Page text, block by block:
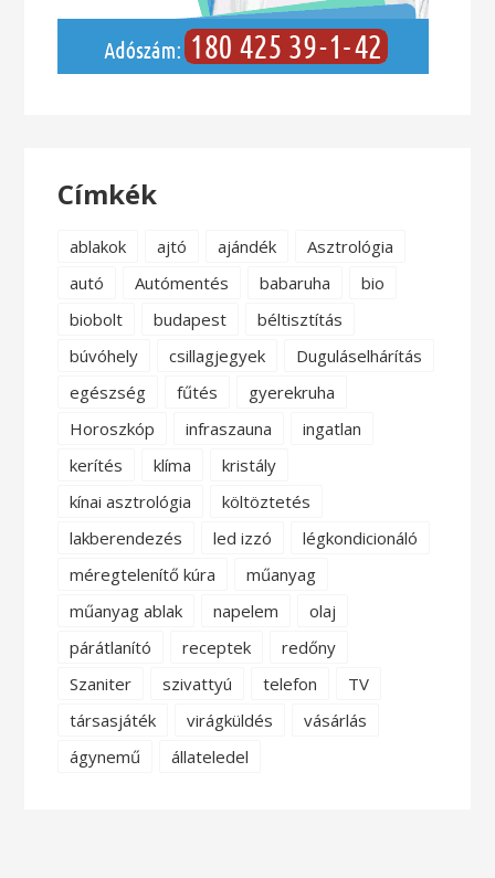
Címkék
ablakok ajtó ajándék
Asztrológia
autó
Autómentés babaruha
bio
biobolt
budapest
béltisztítás
búvóhely
csillagjegyek
Duguláselhárítás
egészség
fűtés
gyerekruha
Horoszkóp
infraszauna
ingatlan
kerítés
klíma
kristály
kínai asztrológia
költöztetés
lakberendezés
led izzó
légkondicionáló
méregtelenítő kúra
műanyag
műanyag ablak
napelem
olaj
párátlanító
receptek
redőny
Szaniter
szivattyú telefon
TV
társasjáték
virágküldés
vásárlás
ágynemű
állateledel